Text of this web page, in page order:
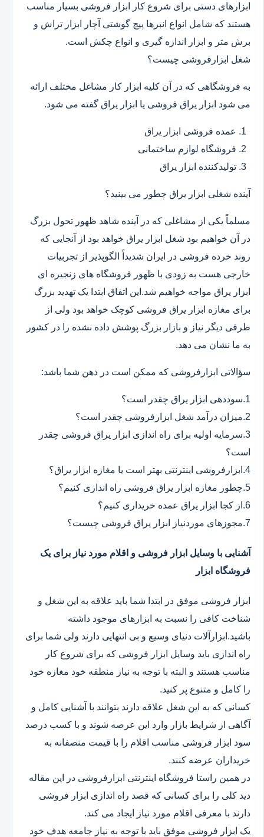
ابزارهای دستی برای شروع کار ابزار فروشی بسیار مناسب
هستند که شامل انواع انبرها پیچ گوشتی آچار ابزار تراش و
برش متر و ابزار اندازه گیری و انواع چکش است.
شغل ابزارفروشی چیست؟
به فروشگاهی که در آن کلیه ابزار کار مشاغل مختلف ارائه
می شود ابزار یراق فروشی یا ابزار یراق گفته می شود.
عمده فروشی ابزار یراق
فروشگاه لوازم ساختمانی
تولیدکننده ابزار یراق
آینده شغلی ابزار یراق چطور می بینید؟
مسلماً یکی از مشاغلی که در آینده شاهد ظهور تحول بزرگ
در آن خواهیم بود شغل ابزار یراق خواهد بود از آنجایی که
روند خرده فروشی در ایران شدیداً الگوپذیر از تجربیات
خارجی هست به زودی با ظهور فروشگاه های زنجیره ای
ابزار یراق مواجه خواهیم شد.این اتفاق ابتدا یک تهدید بزرگ
برای مغازه ابزار یراق فروشی کوچک خواهد بود ولی از
طرفی دیگر نیاز و بازار بزرگ پوشش داده نشده را در کشور
به ما نشان می دهد.
سؤالاتی ابزارفروشی که ممکن است در ذهن شما باشد:
1.سوددهی ابزار یراق چقدر است؟
2.میزان درآمد شغل ابزارفروشی چقدر است؟
3.سرمایه اولیه برای راه اندازی ابزار یراق فروشی چقدر
است؟
4.ابزارفروشی اینترنتی بهتر است یا مغازه ابزار یراق؟
5.چطور مغازه ابزار یراق فروشی راه اندازی کنیم؟
6.از کجا ابزار یراق عمده خریداری کنیم؟
7.مجوزهای موردنیاز ابزار یراق فروشی چیست؟
آشنایی با وسایل ابزار فروشی و اقلام مورد نیاز برای یک
فروشگاه ابزار
ابزار فروشی موفق در ابتدا شما باید علاقه به این شغل و
شناخت کافی را نسبت به ابزارهای موجود داشته
باشید.ابزارآلات دنیای وسیع و بی انتهایی دارند ولی شما برای
راه اندازی باید وسایل ابزار فروشی که برای شروع کار
مناسب هستند و البته با توجه به نیاز منطقه خود مغازه خود
را کامل و متنوع پر کنید.
کسانی که به این شغل علاقه دارند بتوانند با آشنایی کامل و
آگاهی از شرایط بازار وارد این عرصه شوند و با کسب درصد
سود ابزار فروشی مناسب اقلام را با قیمت منصفانه به
خریداران عرضه کنند.
در همین راستا فروشگاه اینترنتی ابزارفروشی در این مقاله
دید کلی را برای کسانی که قصد راه اندازی ابزار فروشی
دارند با معرفی اقلام مورد نیاز ایجاد می کند.
یک ابزار فروشی موفق باید با توجه به نیاز جامعه هدف خود